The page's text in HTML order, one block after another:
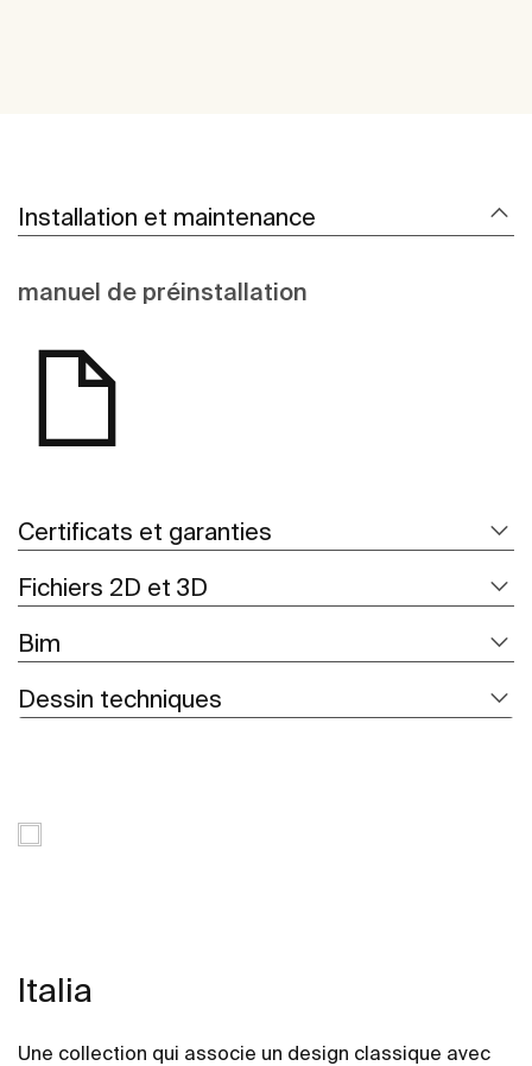
Installation et maintenance
manuel de préinstallation
Certificats et garanties
Fichiers 2D et 3D
Bim
Dessin techniques
Italia
Une collection qui associe un design classique avec